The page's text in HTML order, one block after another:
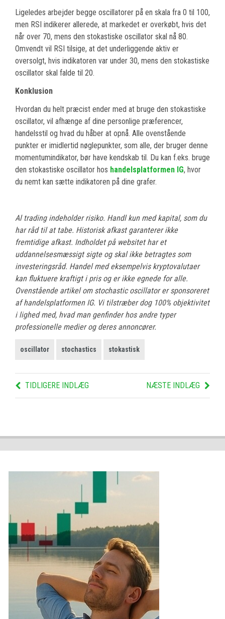
Ligeledes arbejder begge oscillatorer på en skala fra 0 til 100,
men RSI indikerer allerede, at markedet er overkøbt, hvis det
når over 70, mens den stokastiske oscillator skal nå 80.
Omvendt vil RSI tilsige, at det underliggende aktiv er
oversolgt, hvis indikatoren var under 30, mens den stokastiske
oscillator skal falde til 20.
Konklusion
Hvordan du helt præcist ender med at bruge den stokastiske
oscillator, vil afhænge af dine personlige præferencer,
handelsstil og hvad du håber at opnå. Alle ovenstående
punkter er imidlertid nøglepunkter, som alle, der bruger denne
momentumindikator, bør have kendskab til. Du kan f.eks. bruge
den stokastiske oscillator hos handelsplatformen IG, hvor
du nemt kan sætte indikatoren på dine grafer.
Al trading indeholder risiko. Handl kun med kapital, som du
har råd til at tabe. Historisk afkast garanterer ikke
fremtidige afkast. Indholdet på websitet har et
uddannelsesmæssigt sigte og skal ikke betragtes som
investeringsråd. Handel med eksempelvis kryptovalutaer
kan fluktuere kraftigt i pris og er ikke egnede for alle.
Ovenstående artikel om stochastic oscillator er sponsoreret
af handelsplatformen IG. Vi tilstræber dog 100% objektivitet
i lighed med, hvad man genfinder hos andre typer
professionelle medier og deres annoncører.
oscillator stochastics stokastisk
TIDLIGERE INDLÆG NÆSTE INDLÆG